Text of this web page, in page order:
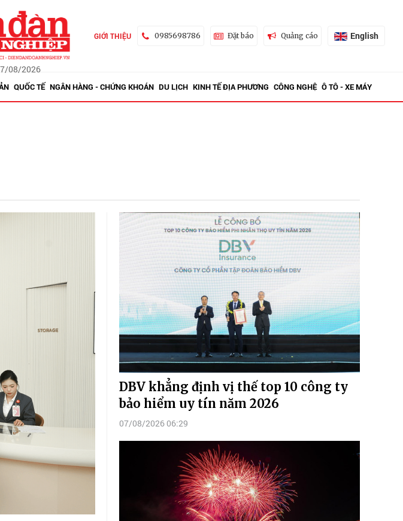
08/2026
GIỚI THIỆU 0985698786 Đặt báo Quảng cáo English
QUỐC TẾ NGÂN HÀNG - CHỨNG KHOÁN DU LỊCH KINH TẾ ĐỊA PHƯƠNG CÔNG NGHỆ Ô TÔ - XE MÁY
DBV khẳng định vị thế top 10 công ty
bảo hiểm uy tín năm 2026
07/08/2026 06:29